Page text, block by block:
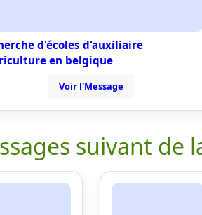
d'écoles d'auxiliaire
en belgique
Voir l'Message
suivant de